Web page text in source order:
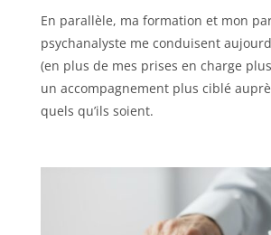
En parallèle, ma formation et mon
psychanalyste me conduisent
(en plus de mes prises en charge
un accompagnement plus ciblé
quels qu’ils soient.